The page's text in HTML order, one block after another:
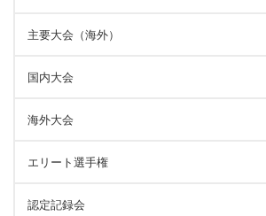
主要大会（海外）
国内大会
海外大会
エリート選手権
認定記録会